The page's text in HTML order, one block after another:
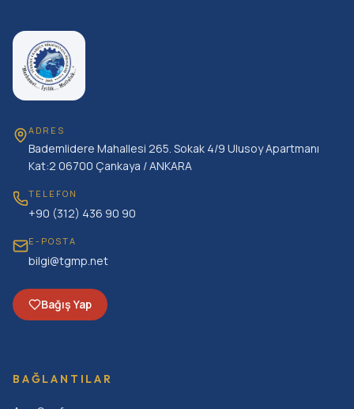
ADRES
Bademlidere Mahallesi 265. Sokak 4/9 Ulusoy Apartmanı
Kat:2 06700 Çankaya / ANKARA
TELEFON
+90 (312) 436 90 90
E-POSTA
bilgi@tgmp.net
Bağış Yap
BAĞLANTILAR